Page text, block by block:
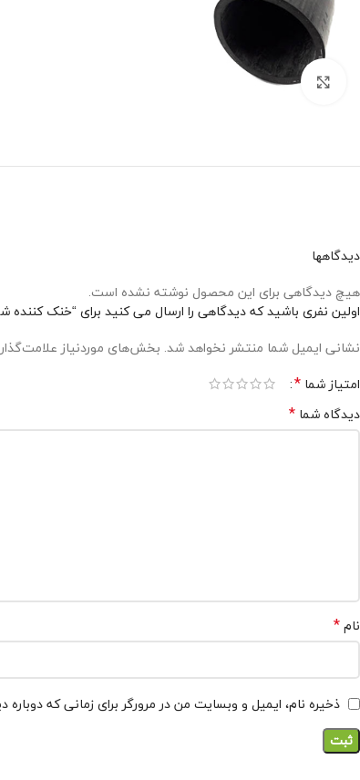
برای بزرگنمایی کلیک کنید
دیدگاهها
هیچ دیدگاهی برای این محصول نوشته نشده است.
اولین نفری باشید که دیدگاهی را ارسال می کنید برای “خنک
نشانی ایمیل شما منتشر نخواهد شد. بخش‌های موردنیاز
امتیاز شما *
دیدگاه شما *
نام*
ذخیره نام، ایمیل و وبسایت من در مرورگر برای زمانی که